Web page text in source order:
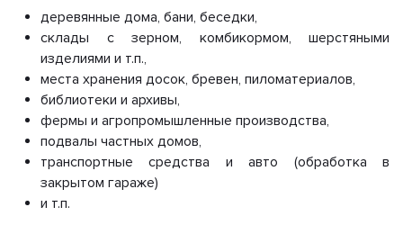
деревянные дома, бани, беседки,
склады с зерном, комбикормом, шерстяными
изделиями и т.п.,
места хранения досок, бревен, пиломатериалов,
библиотеки и архивы,
фермы и агропромышленные производства,
подвалы частных домов,
транспортные средства и авто (обработка в
закрытом гараже)
и т.п.